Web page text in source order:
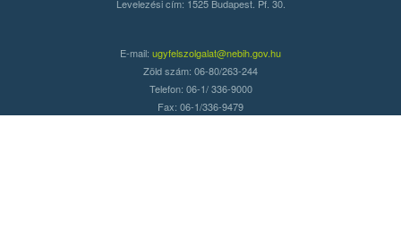
Levelezési cím: 1525 Budapest. Pf. 30.
E-mail: ugyfelszolgalat@nebih.gov.hu
Zöld szám: 06-80/263-244
Telefon: 06-1/ 336-9000
Fax: 06-1/336-9479